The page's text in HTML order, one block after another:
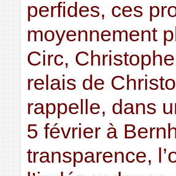
perfides, ces
moyennement
Circ,
relais de
rappelle, dans
5 février à
transparence,